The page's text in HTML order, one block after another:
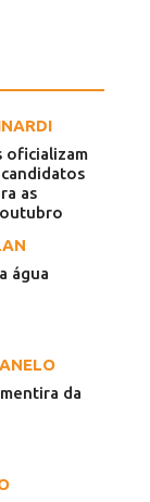
oficializam
as
água
da